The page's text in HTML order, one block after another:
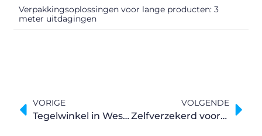
Verpakkingsoplossingen voor lange producten: 3
meter uitdagingen
VORIGE
Tegelwinkel in West-Vlaanderen waar professioneel advies het verschil maakt
VOLGENDE
Zelfverzekerd voor de dag komen dankzij een kledingwinkel in Sint-Niklaas